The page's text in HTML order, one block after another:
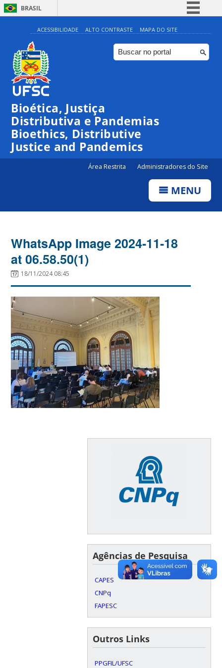
BRASIL
Simplifique!
Comunica BR
Participe
ACESSIBILIDADE ALTO CONTRASTE MAPA DO SITE
Bioética, Justiça
Distributiva e Pandemias
Bioethics, Distributive
Justice and Pandemics
Área Restrita Administradores do Site
MENU
WhatsApp Image 2024-11-18
at 06.58.50(1)
18/11/2024 08:45
Agências de Pesquisa
CAPES
CNPq
FAPESC
Outros Links
PPGFIL/UFSC